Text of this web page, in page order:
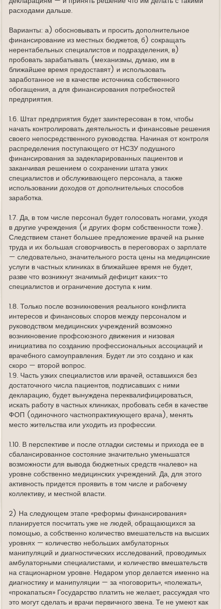
расходами дальше.
Варианты: а) обосновывать и просить дополнительное
финансирование из местных бюджетов, б) сокращать
нерентабельных специалистов и подразделения, в)
пробовать зарабатывать (механизмы, думаю, им в
ближайшее время предоставят) и использовать
заработанное не в качестве источника собственного
обогащения, а для финансирования потребностей
предприятия.
1.6. Штат предприятия будет заинтересован в том, чтобы
начать контролировать деятельность и финансовые решения
своего непосредственного руководства. Начиная от контроля
распределения поступающего от НСЗУ подушного
финансирования за задекларированных пациентов и
заканчивая решением о сохранении штата узких
специалистов и обслуживающего персонала, а также
использовании доходов от дополнительных способов
заработка.
1.7. Да, в том числе персонал будет голосовать ногами, уходя
в другие учреждения (и других форм собственности тоже).
Следствием станет большее предложение врачей на рынке
труда и их большая сговорчивость в переговорах о зарплате
— следовательно, значительного роста цены на медицинские
услуги в частных клиниках в ближайшее время не будет,
разве что возникнут значимый дефицит каких-то
специалистов и ограничение доступа к ним.
1.8. Только после возникновения реального конфликта
интересов и финансовых споров между персоналом и
руководством медицинских учреждений возможно
возникновение профсоюзного движения и низовая
инициатива по созданию профессиональных ассоциаций и
врачебного самоуправления. Будет ли это создано и как
скоро — второй вопрос.
1.9. Часть узких специалистов или врачей, оставшихся без
достаточного числа пациентов, подписавших с ними
декларацию, будет вынуждена переквалифицироваться,
искать работу в частных клиниках, пробовать себя в качестве
ФОП (одиночного частнопрактикующего врача), менять
место жительства или уходить из профессии.
1.10. В перспективе и после отладки системы и прихода ее в
сбалансированное состояние значительно уменьшатся
возможности для вывода бюджетных средств «налево» на
уровне собственно медицинских учреждений. Да, для этого
активность придется проявить в том числе и рабочему
коллективу, и местной власти.
2) На следующем этапе «реформы финансирования»
планируется посчитать уже не людей, обращающихся за
помощью, а собственно количество вмешательств на высших
уровнях — количество небольших амбулаторных
манипуляций и диагностических исследований, проводимых
амбулаторными специалистами, и количество вмешательств
на стационарном уровне. Недаром упор делается именно на
диагностику и манипуляции — за «поговорить», «полежать»,
«прокапаться» Государство платить не желает, рассуждая что
это могут сделать и врачи первичного звена. Те не умеют как